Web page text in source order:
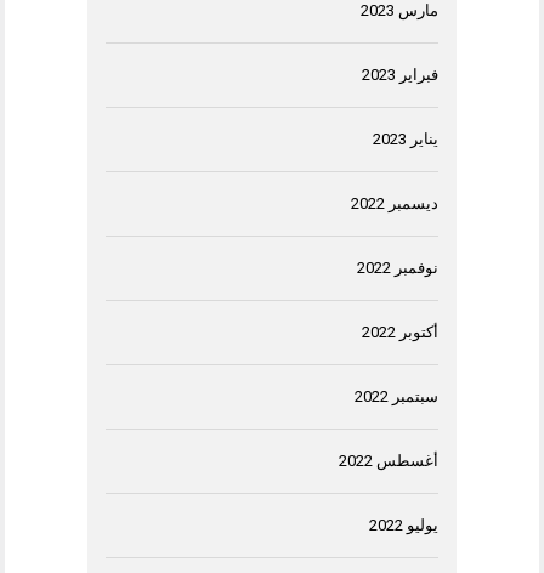
مارس 2023
فبراير 2023
يناير 2023
ديسمبر 2022
نوفمبر 2022
أكتوبر 2022
سبتمبر 2022
أغسطس 2022
يوليو 2022